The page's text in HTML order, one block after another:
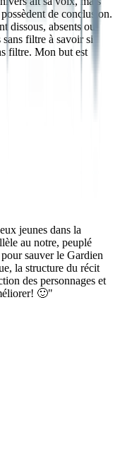
de conclusion.
dissous, absents ou
filtre à savoir si
filtre. Mon but est
jeunes dans la
au notre, peuplé
sauver le Gardien
la structure du récit
des personnages et
🙂"